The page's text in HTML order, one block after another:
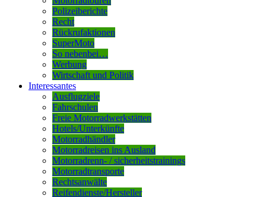
Polizeiberichte
Recht
Rückrufaktionen
SuperMoto
So nebenbei…
Werbung
Wirtschaft und Politik
Interessantes
Ausflugziele
Fahrschulen
Freie Motorradwerkstätten
Hotels/Unterkünfte
Motorradhändler
Motorradreisen ins Ausland
Motorradrenn- / sicherheitstrainings
Motorradtransporte
Rechtsanwälte
Reifendienste/Hersteller